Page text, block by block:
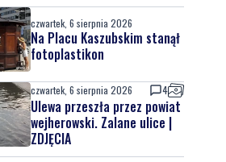
czwartek, 6 sierpnia 2026
Na Placu Kaszubskim stanął
fotoplastikon
czwartek, 6 sierpnia 2026 4
Ulewa przeszła przez powiat
wejherowski. Zalane ulice |
ZDJĘCIA